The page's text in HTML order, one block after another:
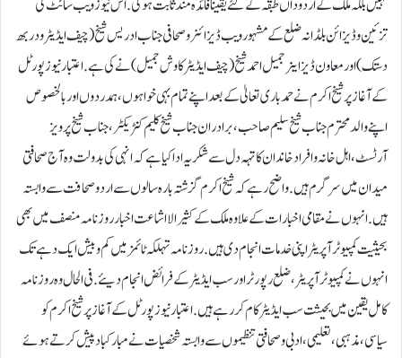
نہیں بلکہ ملک کے اردو داں طبقہ کے لئے یقیناََ فائدہ مند ثابت ہوگی. اس نیوز ویب سائٹ کی
تزئین و ڈیزائن بلڈانہ ضلع کے مشہور ویب ڈیزائنر و صحافی جناب ادریس شیخ (چیف ایڈیٹر ودربھ
دستک) اور معاون ڈیزاینر جمیل احمد شیخ (چیف ایڈیٹر کاوش جمیل ) نے کی ہے. اعتبار نیوز پورٹل
کے آغاز پر شیخ اکرم نے حمد باری تعالیٰ کے بعد اپنے تمام بہی خواہوں، ہمدردوں اور بالخصوص
اپنے والد محترم جناب شیخ سلیم صاحب، برادران جناب شیخ کلیم کنٹریکٹر، جناب شیخ پرویز
آرٹسٹ، اہل خانہ و افراد خاندان کا تہہ دل سے شکریہ ادا کیا ہے کہ انہی کی بدولت وہ آج صحافتی
میدان میں سرگرم ہیں. واضح رہے کہ شیخ اکرم گزشتہ بارہ سالوں سے اردو صحافت سے وابستہ
ہیں. انہوں نے مقامی اخبارات کے علاوہ ملک کے کثیرالااشاعت اخبار روزنامہ منصف میں بھی
بحیثیت کمپیوٹر آپریٹر اپنی خدمات انجام دی ہیں. روزنامہ تہلکہ ٹائمز میں کم و بیش ایک دہے تک
انہوں نے کمپیوٹر آپریٹر، ضلع رپورٹر اور سب ایڈیٹر کے فرائض انجام دیئے. فی الحال وہ روزنامہ
کامل یقین میں بحیثت سب ایڈیٹر کام کررہے ہیں. اعتبار نیوز پورٹل کے آغاز پر شیخ اکرم کو
سیاسی، مذہبی، تعلیمی، ادبی و صحافتی تنظیموں سے وابستہ شخصیات نے مبارکباد پیش کرتے ہوئے